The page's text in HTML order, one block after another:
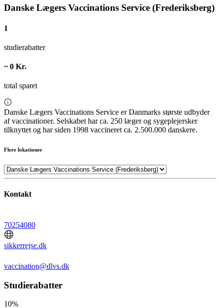
Danske Lægers Vaccinations Service (Frederiksberg)
1
studierabatter
~ 0 Kr.
total sparet
Danske Lægers Vaccinations Service er Danmarks største udbyder
af vaccinationer. Selskabet har ca. 250 læger og sygeplejersker
tilknyttet og har siden 1998 vaccineret ca. 2.500.000 danskere.
Flere lokationer
Kontakt
70254080
sikkerrejse.dk
vaccination@dlvs.dk
Studierabatter
10%